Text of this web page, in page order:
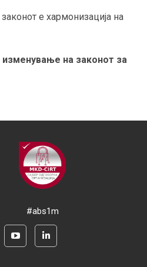
е хармонизација на
на законот за
#abs1m